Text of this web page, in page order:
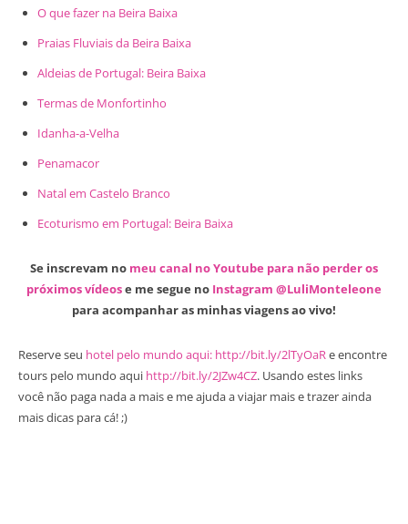
O que fazer na Beira Baixa
Praias Fluviais da Beira Baixa
Aldeias de Portugal: Beira Baixa
Termas de Monfortinho
Idanha-a-Velha
Penamacor
Natal em Castelo Branco
Ecoturismo em Portugal: Beira Baixa
Se inscrevam no meu canal no Youtube para não perder os
próximos vídeose me segue no Instagram @LuliMonteleone
para acompanhar as minhas viagens ao vivo!
Reserve seu hotel pelo mundo aqui: http://bit.ly/2lTyOaRe encontre
tours pelo mundo aqui http://bit.ly/2JZw4CZ. Usando estes links
você não paga nada a mais e me ajuda a viajar mais e trazer ainda
mais dicas para cá! ;)